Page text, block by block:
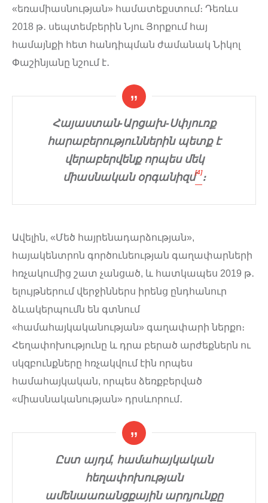
«եռամիասնության» համատեքստում։ Դեռևս
2018 թ․ սեպտեմբերին Նյու Յորքում հայ
համայնքի հետ հանդիպման ժամանակ Նիկոլ
Փաշինյանը նշում է․
Հայաստան-Արցախ-Սփյուռք
հարաբերություններին պետք է
վերաբերվենք որպես մեկ
միասնական օրգանիզմ[4]։
Ավելին, «Մեծ հայրենադարձության»,
հայակենտրոն գործունեության գաղափարների
հռչակումից շատ չանցած, և հատկապես 2019 թ․
ելույթներում վերջիններս իրենց ընդհանուր
ձևակերպումն են գտնում
«համահայկականության» գաղափարի ներքո։
Հեղափոխությունը և դրա բերած արժեքներն ու
սկզբունքները հռչակվում էին որպես
համահայկական, որպես ձեռքբերված
«միասնականության» դրսևորում․
Ըստ այդմ, համահայկական
հեղափոխության
ամենաառանցքային արդյունքը